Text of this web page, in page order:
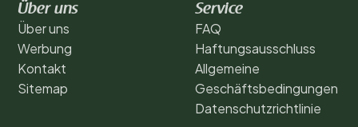
Über uns
Über uns
Werbung
Kontakt
Sitemap
Service
FAQ
Haftungsausschluss
Allgemeine
Geschäftsbedingungen
Datenschutzrichtlinie